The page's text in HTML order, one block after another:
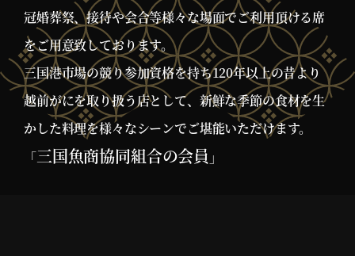
冠婚葬祭、接待や会合等様々な場面でご利用頂ける席
をご用意致しております。
三国港市場の競り参加資格を持ち120年以上の昔より
越前がにを取り扱う店として、新鮮な季節の食材を生
かした料理を様々なシーンでご堪能いただけます。
「三国魚商協同組合の会員 」